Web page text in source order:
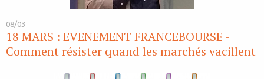
08/03
18 MARS : EVENEMENT FRANCEBOURSE -
Comment résister quand les marchés vacillent